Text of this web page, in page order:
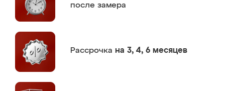
после замера
Рассрочка на 3, 4, 6 месяцев